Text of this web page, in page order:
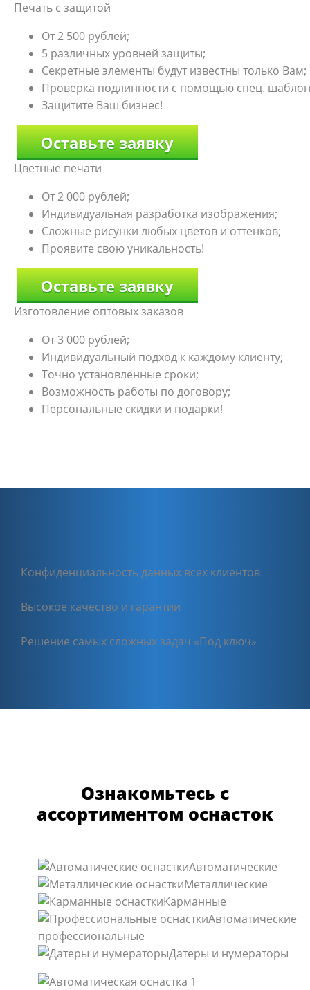
Печать с защитой
От 2 500 рублей;
5 различных уровней защиты;
Секретные элементы будут известны только Вам;
Проверка подлинности с помощью спец.
Защитите Ваш бизнес!
Оставьте заявку
Цветные печати
От 2 000 рублей;
Индивидуальная разработка изображения;
Сложные рисунки любых цветов и оттенков;
Проявите свою уникальность!
Оставьте заявку
Изготовление оптовых заказов
От 3 000 рублей;
Индивидуальный подход к каждому клиенту;
Точно установленные сроки;
Возможность работы по договору;
Персональные скидки и подарки!
Конфиденциальность данных всех клиентов
Высокое качество и гарантии
Решение самых сложных задач «Под ключ»
Ознакомьтесь с
ассортиментом оснасток
Автоматические
Металлические
Карманные
Автоматические
профессиональные
Датеры и нумераторы